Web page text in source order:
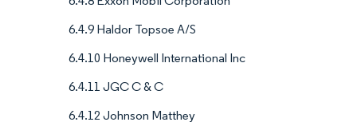
6.4.9 Haldor Topsoe A/S
6.4.10 Honeywell International Inc
6.4.11 JGC C & C
6.4.12 Johnson Matthey